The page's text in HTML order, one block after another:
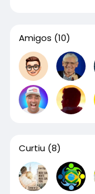
Amigos (10)
Curtiu (8)